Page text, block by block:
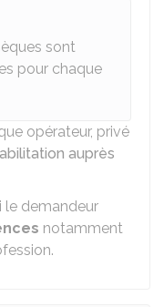
sont
pour chaque
opérateur, privé
auprès
le demandeur
notamment